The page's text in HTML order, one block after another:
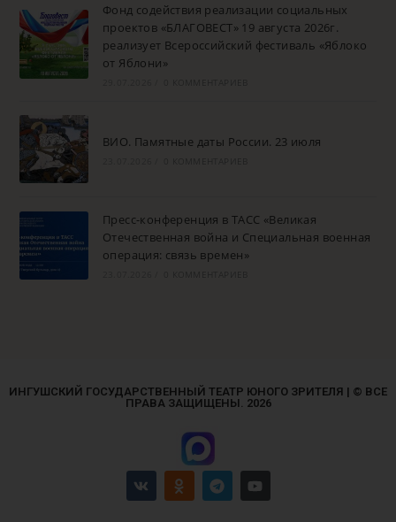
Фонд содействия реализации социальных
проектов «БЛАГОВЕСТ» 19 августа 2026г.
реализует Всероссийский фестиваль «Яблоко
от Яблони»
ВИО. Памятные даты России. 23 июля
Пресс-конференция в ТАСС «Великая
Отечественная война и Специальная военная
операция: связь времен»
ИНГУШСКИЙ ГОСУДАРСТВЕННЫЙ ТЕАТР ЮНОГО ЗРИТЕЛЯ | © ВСЕ
ПРАВА ЗАЩИЩЕНЫ. 2026